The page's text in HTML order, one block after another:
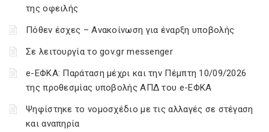
της οφειλής
Πόθεν έσχες – Ανακοίνωση για έναρξη υποβολής
Σε λειτουργία το gov.gr messenger
e-ΕΦΚΑ: Παράταση μέχρι και την Πέμπτη 10/09/2026
της προθεσμίας υποβολής ΑΠΔ του e-ΕΦΚΑ
Ψηφίστηκε το νομοσχέδιο με τις αλλαγές σε στέγαση
και αναπηρία